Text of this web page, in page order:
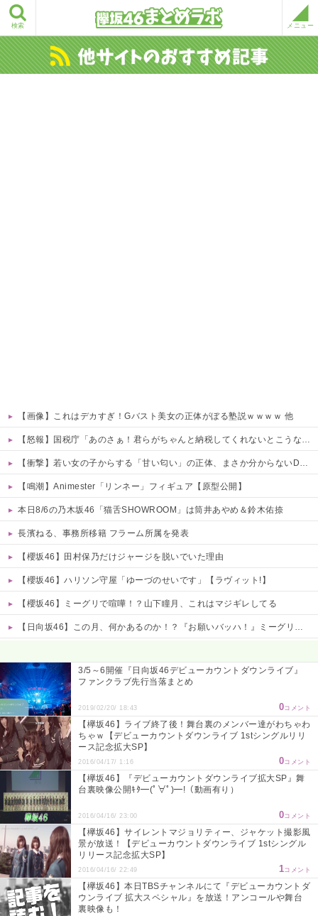
検索 メニュー
【画像】これはデカすぎ！Gバスト美女の正体がぼる塾説ｗｗｗｗ 他
【怒報】国税庁「あのさぁ！君らがちゃんと納税してくれないとこうなっちゃうけどどうする？！」←これw w w w w w w w
【衝撃】若い女の子からする「甘い匂い」の正体、まさか分からないDTなんておらんよな？よな？w w w w w w w w w w w
【鳴潮】Animester「リンネー」フィギュア【原型公開】
本日8/6の乃木坂46「猫舌SHOWROOM」は筒井あやめ＆鈴木佑捺
長濱ねる、事務所移籍 フラーム所属を発表
【櫻坂46】田村保乃だけジャージを脱いでいた理由
【櫻坂46】ハリソン守屋「ゆーづのせいです」【ラヴィット!】
【櫻坂46】ミーグリで喧嘩！？山下瞳月、これはマジギレしてる
【日向坂46】この月、何かあるのか！？『お願いバッハ！』ミーグリ日程がこちら
3/5～6開催『日向坂46デビューカウントダウンライブ』
ファンクラブ先行当落まとめ
2019/02/20/ 18:43 0コメント
【欅坂46】ライブ終了後！舞台裏のメンバー達がわちゃわ
ちゃｗ【デビューカウントダウンライブ 1stシングルリリ
ース記念拡大SP】
2016/04/17/ 1:16 0コメント
【欅坂46】『デビューカウントダウンライブ拡大SP』舞
台裏映像公開ｷﾀ━(ﾟ∀ﾟ)━!（動画有り）
2016/04/16/ 23:00 0コメント
【欅坂46】サイレントマジョリティー、ジャケット撮影風
景が放送！【デビューカウントダウンライブ 1stシングル
リリース記念拡大SP】
2016/04/16/ 22:49 1コメント
【欅坂46】本日TBSチャンネルにて『デビューカウントダ
ウンライブ 拡大スペシャル』を放送！アンコールや舞台
裏映像も！